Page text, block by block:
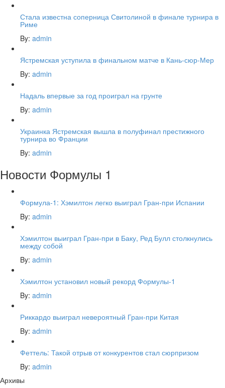
Стала известна соперница Свитолиной в финале турнира в
Риме
By: admin
Ястремская уступила в финальном матче в Кань-сюр-Мер
By: admin
Надаль впервые за год проиграл на грунте
By: admin
Украинка Ястремская вышла в полуфинал престижного
турнира во Франции
By: admin
Новости Формулы 1
Формула-1: Хэмилтон легко выиграл Гран-при Испании
By: admin
Хэмилтон выиграл Гран-при в Баку, Ред Булл столкнулись
между собой
By: admin
Хэмилтон установил новый рекорд Формулы-1
By: admin
Риккардо выиграл невероятный Гран-при Китая
By: admin
Феттель: Такой отрыв от конкурентов стал сюрпризом
By: admin
Архивы